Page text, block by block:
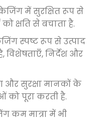
में सुरक्षित रूप से
क्षति से बचाता है.
स्पष्ट रूप से उत्पाद
विशेषताएँ, निर्देश और
सुरक्षा मानकों के
पूरा करती है.
कम मात्रा में भी